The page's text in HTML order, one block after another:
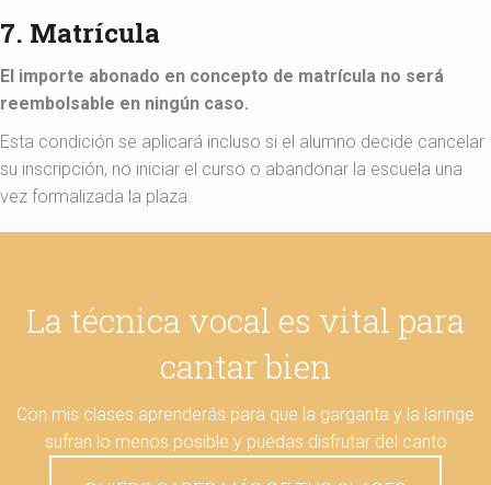
7. Matrícula
El importe abonado en concepto de matrícula no será
reembolsable en ningún caso.
Esta condición se aplicará incluso si el alumno decide cancelar
su inscripción, no iniciar el curso o abandonar la escuela una
vez formalizada la plaza.
La técnica vocal es vital para
cantar bien
Con mis clases aprenderás para que la garganta y la laringe
sufran lo menos posible y puedas disfrutar del canto